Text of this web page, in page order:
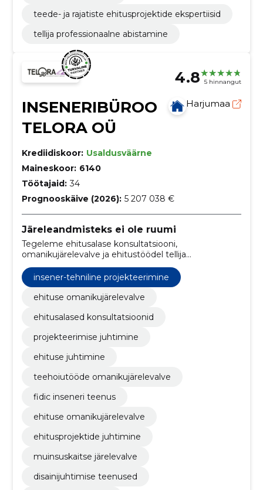
teede- ja rajatiste ehitusprojektide ekspertiisid
tellija professionaalne abistamine
4.8 5 hinnangut
INSENERIBÜROO
TELORA OÜ
Harjumaa
Krediidiskoor: Usaldusväärne
Maineskoor: 6140
Töötajaid: 34
Prognooskäive (2026): 5 207 038 €
Järeleandmisteks ei ole ruumi
Tegeleme ehitusalase konsultatsiooni,
omanikujärelevalve ja ehitustöödel tellija
valdkonnas Eestis.
insener-tehniline projekteerimine
ehituse omanikujärelevalve
ehitusalased konsultatsioonid
projekteerimise juhtimine
ehituse juhtimine
teehoiutööde omanikujärelevalve
fidic inseneri teenus
ehituse omanikujärelevalve
ehitusprojektide juhtimine
muinsuskaitse järelevalve
disainijuhtimise teenused